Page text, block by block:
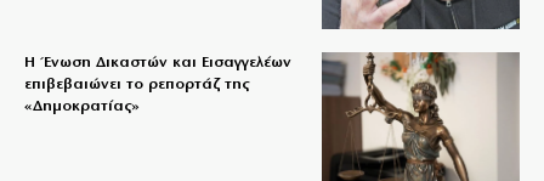
Η Ένωση Δικαστών και Εισαγγελέων
επιβεβαιώνει το ρεπορτάζ της
«Δημοκρατίας»